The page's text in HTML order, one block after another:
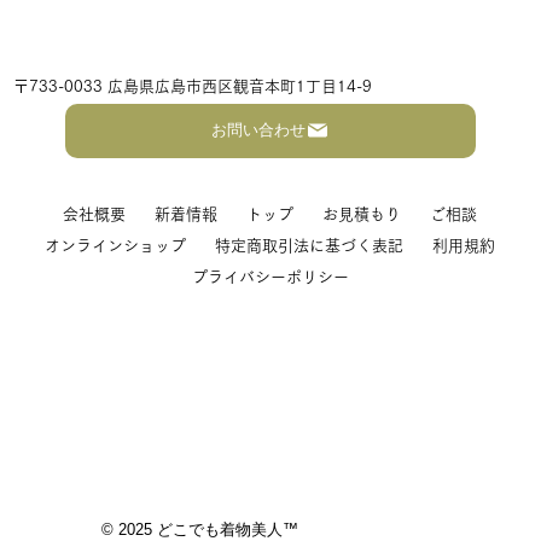
「親から譲り受けた着物」を諦めない！
〒733-0033 広島県広島市西区観音本町1丁目14-9
お問い合わせ
会社概要 新着情報 トップ お見積もり
ご相談
オンラインショップ
特定商取引法に基づく表記
利用規約
プライバシーポリシー
© 2025 どこでも着物美人™️